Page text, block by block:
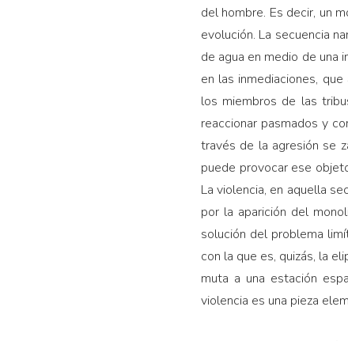
del hombre. Es decir, un
evolución. La secuencia
de agua en medio de una
en las inmediaciones,
los miembros de las
reaccionar pasmados y
través de la agresión se
puede provocar ese
La violencia, en aquella
por la aparición del
solución del problema
con la que es, quizás, la
muta a una estación
violencia es una pieza